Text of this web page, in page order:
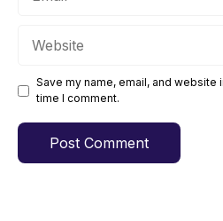
Save my name, email, and
time I comment.